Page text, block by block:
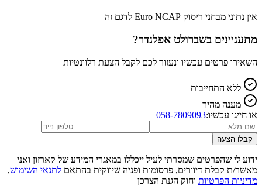
אין נתוני מבחני ריסוק Euro NCAP לדגם זה
מתעניינים בשברולט אפלנדר?
השאירו פרטים עכשיו ונעזור לכם לקבל הצעת רלוונטיות
ללא התחייבות
מענה מהיר
או חייגו עכשיו:058-7809093
קבלו הצעה
ידוע לי שהפרטים שמסרתי לעיל ייכללו במאגרי המידע של קארזון ואני
מאשר/ת קבלת דיוורים, פרסומות ופניה שיווקית בהתאם לתנאי השימוש,
מדיניות הפרטיות וחוק הגנת הצרכן